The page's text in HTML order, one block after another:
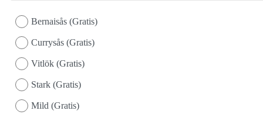
Bernaisås (Gratis)
Currysås (Gratis)
Vitlök (Gratis)
Stark (Gratis)
Mild (Gratis)